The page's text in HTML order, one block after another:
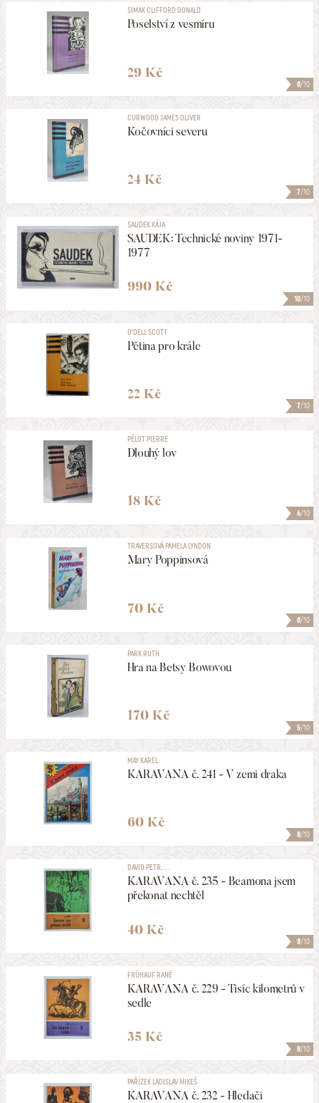
8/10
SIMAK CLIFFORD DONALD
Poselství z vesmíru
29 Kč
7/10
CURWOOD JAMES OLIVER
Kočovníci severu
24 Kč
10/10
SAUDEK KÁJA
SAUDEK: Technické noviny 1971-
1977
990 Kč
7/10
O'DELL SCOTT
Pětina pro krále
22 Kč
6/10
PÉLOT PIERRE
Dlouhý lov
18 Kč
8/10
TRAVERSOVÁ PAMELA LYNDON
Mary Poppinsová
70 Kč
5/10
PARK RUTH
Hra na Betsy Bowovou
170 Kč
8/10
MAY KAREL
KARAVANA č. 241 - V zemi draka
60 Kč
8/10
DAVID PETR, ...
KARAVANA č. 235 - Beamona jsem
překonat nechtěl
40 Kč
8/10
FRÜHAUF RANÉ
KARAVANA č. 229 - Tisíc kilometrů v
sedle
35 Kč
PAŘÍZEK LADISLAV MIKEŠ
KARAVANA č. 232 - Hledači